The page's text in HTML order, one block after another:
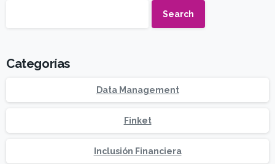
Search
Categorías
Data Management
Finket
Inclusión Financiera